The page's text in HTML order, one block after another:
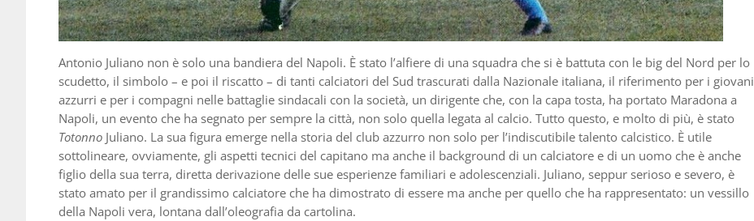
Antonio Juliano non è solo una bandiera del Napoli. È stato l’alfiere di una squadra che si è battuta con le big del Nord per lo
scudetto, il simbolo – e poi il riscatto – di tanti calciatori del Sud trascurati dalla Nazionale italiana, il riferimento per i giovani
azzurri e per i compagni nelle battaglie sindacali con la società, un dirigente che, con la capa tosta, ha portato Maradona a
Napoli, un evento che ha segnato per sempre la città, non solo quella legata al calcio. Tutto questo, e molto di più, è stato
Totonno Juliano. La sua figura emerge nella storia del club azzurro non solo per l’indiscutibile talento calcistico. È utile
sottolineare, ovviamente, gli aspetti tecnici del capitano ma anche il background di un calciatore e di un uomo che è anche
figlio della sua terra, diretta derivazione delle sue esperienze familiari e adolescenziali. Juliano, seppur serioso e severo, è
stato amato per il grandissimo calciatore che ha dimostrato di essere ma anche per quello che ha rappresentato: un vessillo
della Napoli vera, lontana dall’oleografia da cartolina.